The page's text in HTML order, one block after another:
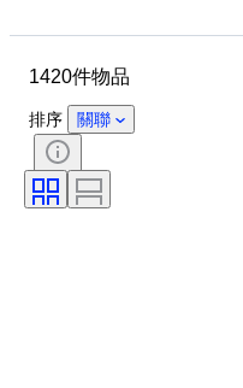
標題
簽名
語言
出售者：
軍事組織
1420件物品
排序 關聯